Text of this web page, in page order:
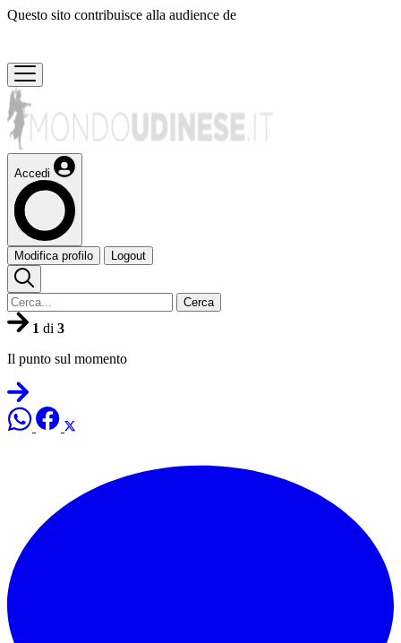
Questo sito contribuisce alla audience de
Accedi
Modifica profilo Logout
Cerca
1 di 3
Il punto sul momento